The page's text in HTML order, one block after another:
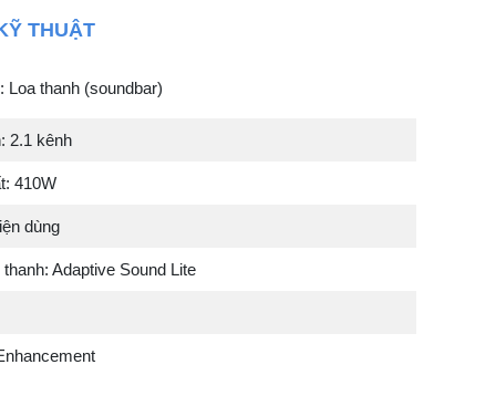
THUẬT
Loa thanh (soundbar)
2.1 kênh
410W
dùng
Adaptive Sound Lite